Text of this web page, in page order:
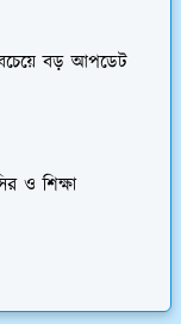
বড় আপডেট
ও শিক্ষা